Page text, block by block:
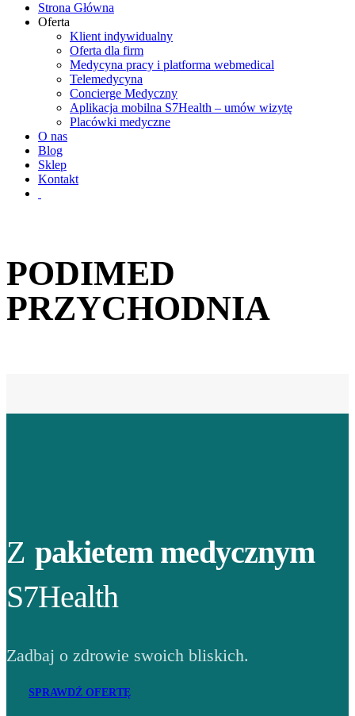
Strona Główna
Oferta
Klient indywidualny
Oferta dla firm
Medycyna pracy i platforma webmedical
Telemedycyna
Concierge Medyczny
Aplikacja mobilna S7Health – umów wizytę
Placówki medyczne
O nas
Blog
Sklep
Kontakt
PODIMED
PRZYCHODNIA
Z pakietem medycznym
S7Health
Zadbaj o zdrowie swoich bliskich.
SPRAWDŹ OFERTĘ